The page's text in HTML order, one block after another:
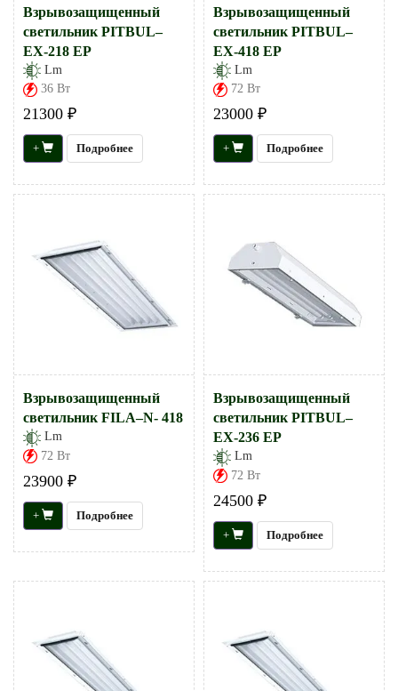
Взрывозащищенный
светильник PITBUL–
EX-218 EP
Lm
36 Вт
21300 ₽
+ Подробнее
Взрывозащищенный
светильник PITBUL–
EX-418 EP
Lm
72 Вт
23000 ₽
+ Подробнее
Взрывозащищенный
светильник FILA–N- 418
Lm
72 Вт
23900 ₽
+ Подробнее
Взрывозащищенный
светильник PITBUL–
EX-236 EP
Lm
72 Вт
24500 ₽
+ Подробнее